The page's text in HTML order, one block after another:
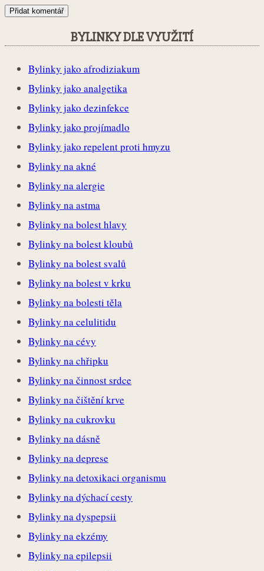
BYLINKY DLE VYUŽITÍ
Bylinky jako afrodiziakum
Bylinky jako analgetika
Bylinky jako dezinfekce
Bylinky jako projímadlo
Bylinky jako repelent proti hmyzu
Bylinky na akné
Bylinky na alergie
Bylinky na astma
Bylinky na bolest hlavy
Bylinky na bolest kloubů
Bylinky na bolest svalů
Bylinky na bolest v krku
Bylinky na bolesti těla
Bylinky na celulitidu
Bylinky na cévy
Bylinky na chřipku
Bylinky na činnost srdce
Bylinky na čištění krve
Bylinky na cukrovku
Bylinky na dásně
Bylinky na deprese
Bylinky na detoxikaci organismu
Bylinky na dýchací cesty
Bylinky na dyspepsii
Bylinky na ekzémy
Bylinky na epilepsii